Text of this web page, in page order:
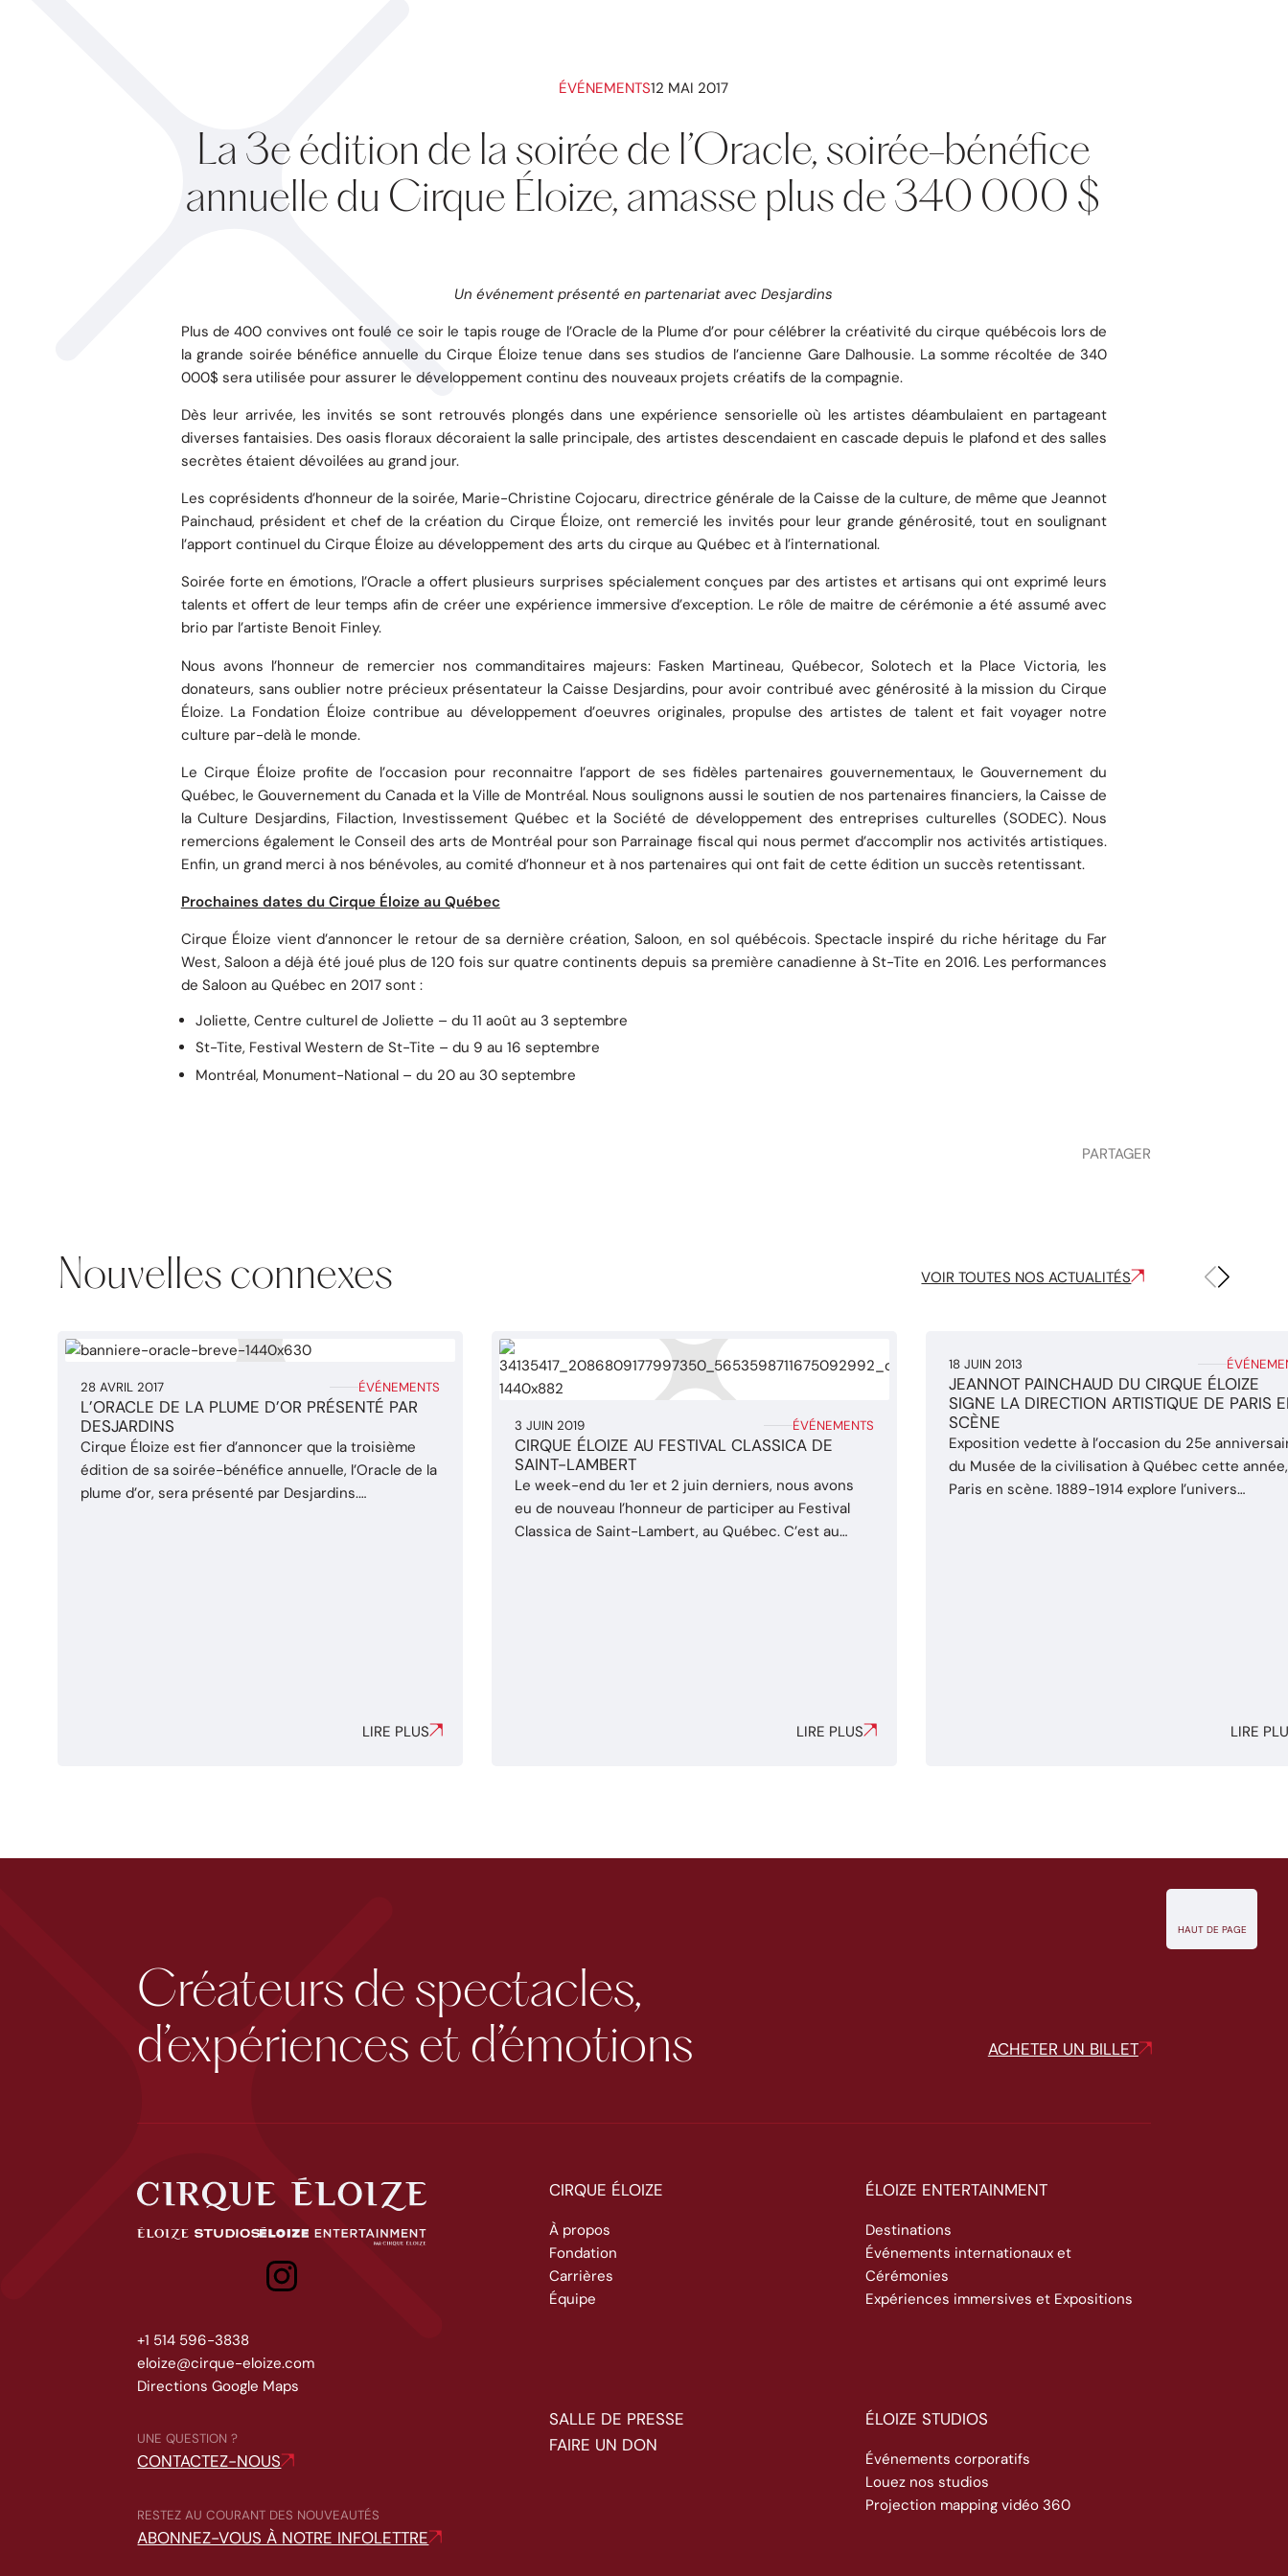
ÉVÉNEMENTS12 MAI 2017
La 3e édition de la soirée de l’Oracle, soirée-bénéfice
annuelle du Cirque Éloize, amasse plus de 340 000 $
Un événement présenté en partenariat avec Desjardins
Plus de 400 convives ont foulé ce soir le tapis rouge de l’Oracle de la Plume d’or pour célébrer la créativité du cirque québécois lors de
la grande soirée bénéfice annuelle du Cirque Éloize tenue dans ses studios de l’ancienne Gare Dalhousie. La somme récoltée de 340
000$ sera utilisée pour assurer le développement continu des nouveaux projets créatifs de la compagnie.
Dès leur arrivée, les invités se sont retrouvés plongés dans une expérience sensorielle où les artistes déambulaient en partageant
diverses fantaisies. Des oasis floraux décoraient la salle principale, des artistes descendaient en cascade depuis le plafond et des salles
secrètes étaient dévoilées au grand jour.
Les coprésidents d’honneur de la soirée, Marie-Christine Cojocaru, directrice générale de la Caisse de la culture, de même que Jeannot
Painchaud, président et chef de la création du Cirque Éloize, ont remercié les invités pour leur grande générosité, tout en soulignant
l’apport continuel du Cirque Éloize au développement des arts du cirque au Québec et à l’international.
Soirée forte en émotions, l’Oracle a offert plusieurs surprises spécialement conçues par des artistes et artisans qui ont exprimé leurs
talents et offert de leur temps afin de créer une expérience immersive d’exception. Le rôle de maitre de cérémonie a été assumé avec
brio par l’artiste Benoit Finley.
Nous avons l’honneur de remercier nos commanditaires majeurs: Fasken Martineau, Québecor, Solotech et la Place Victoria, les
donateurs, sans oublier notre précieux présentateur la Caisse Desjardins, pour avoir contribué avec générosité à la mission du Cirque
Éloize. La Fondation Éloize contribue au développement d’oeuvres originales, propulse des artistes de talent et fait voyager notre
culture par-delà le monde.
Le Cirque Éloize profite de l’occasion pour reconnaitre l’apport de ses fidèles partenaires gouvernementaux, le Gouvernement du
Québec, le Gouvernement du Canada et la Ville de Montréal. Nous soulignons aussi le soutien de nos partenaires financiers, la Caisse de
la Culture Desjardins, Filaction, Investissement Québec et la Société de développement des entreprises culturelles (SODEC). Nous
remercions également le Conseil des arts de Montréal pour son Parrainage fiscal qui nous permet d’accomplir nos activités artistiques.
Enfin, un grand merci à nos bénévoles, au comité d’honneur et à nos partenaires qui ont fait de cette édition un succès retentissant.
Prochaines dates du Cirque Éloize au Québec
Cirque Éloize vient d’annoncer le retour de sa dernière création, Saloon, en sol québécois. Spectacle inspiré du riche héritage du Far
West, Saloon a déjà été joué plus de 120 fois sur quatre continents depuis sa première canadienne à St-Tite en 2016. Les performances
de Saloon au Québec en 2017 sont :
Joliette, Centre culturel de Joliette – du 11 août au 3 septembre
St-Tite, Festival Western de St-Tite – du 9 au 16 septembre
Montréal, Monument-National – du 20 au 30 septembre
PARTAGER
Nouvelles connexes VOIR TOUTES NOS ACTUALITÉS
28 AVRIL 2017 ÉVÉNEMENTS
L’ORACLE DE LA PLUME D’OR PRÉSENTÉ PAR
DESJARDINS
Cirque Éloize est fier d’annoncer que la troisième
édition de sa soirée-bénéfice annuelle, l’Oracle de la
plume d’or, sera présenté par Desjardins.
LIRE PLUS
3 JUIN 2019 ÉVÉNEMENTS
CIRQUE ÉLOIZE AU FESTIVAL CLASSICA DE
SAINT-LAMBERT
Le week-end du 1er et 2 juin derniers, nous avons
eu de nouveau l’honneur de participer au Festival
Classica de Saint-Lambert, au Québec. C’est au
LIRE PLUS
18 JUIN 2013
JEANNOT PAINCHAUD DU CIRQUE ÉLOIZE
SIGNE LA DIRECTION ARTISTIQUE DE PARIS
SCÈNE
Exposition vedette à l’occasion du 25e
du Musée de la civilisation à Québec cette année,
Paris en scène. 1889-1914 explore l’univers
LIRE
Créateurs de spectacles,
d’expériences et d’émotions
ACHETER UN BILLET
Cirque Éloize
Éloize Studios Eloize entertainment
+1 514 596-3838
eloize@cirque-eloize.com
Directions Google Maps
UNE QUESTION ?
CONTACTEZ-NOUS
RESTEZ AU COURANT DES NOUVEAUTÉS
ABONNEZ-VOUS À NOTRE INFOLETTRE
CIRQUE ÉLOIZE
À propos
Fondation
Carrières
Équipe
ÉLOIZE ENTERTAINMENT
Destinations
Événements internationaux et
Cérémonies
Expériences immersives et Expositions
SALLE DE PRESSE
FAIRE UN DON
ÉLOIZE STUDIOS
Événements corporatifs
Louez nos studios
Projection mapping vidéo 360
HAUT DE PAGE